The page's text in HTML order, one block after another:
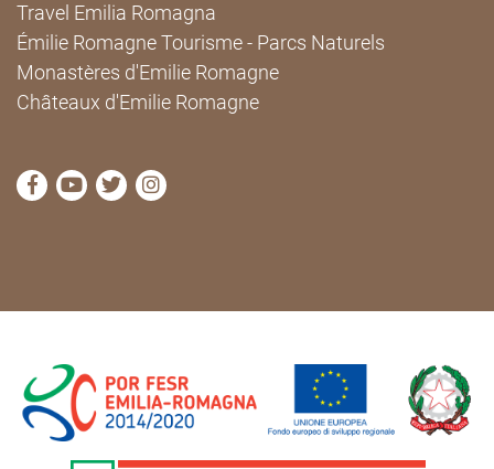
Travel Emilia Romagna
Émilie Romagne Tourisme - Parcs Naturels
Monastères d'Emilie Romagne
Châteaux d'Emilie Romagne
Visitez la page Facebook de Cammini Emilia-
Visitez la page YouTube de Cammini Emilia-
Visitez la page Twitter de Cammini Emilia-
Visitez la page Instagram de Cammini